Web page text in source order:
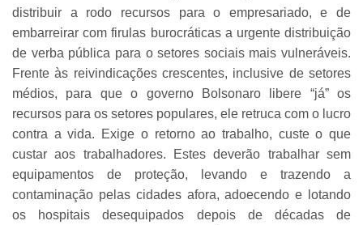
distribuir a rodo recursos para o empresariado, e de
embarreirar com firulas burocráticas a urgente distribuição
de verba pública para o setores sociais mais vulneráveis.
Frente às reivindicações crescentes, inclusive de setores
médios, para que o governo Bolsonaro libere “já” os
recursos para os setores populares, ele retruca com o lucro
contra a vida. Exige o retorno ao trabalho, custe o que
custar aos trabalhadores. Estes deverão trabalhar sem
equipamentos de proteção, levando e trazendo a
contaminação pelas cidades afora, adoecendo e lotando
os hospitais desequipados depois de décadas de